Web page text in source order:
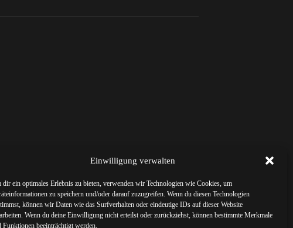
Einwilligung verwalten
dir ein optimales Erlebnis zu bieten, verwenden wir Technologien wie Cookies, um
zu speichern und/oder darauf zuzugreifen. Wenn du diesen Technologien
können wir Daten wie das Surfverhalten oder eindeutige IDs auf dieser Website
Wenn du deine Einwilligung nicht erteilst oder zurückziehst, können bestimmte Merkmale
Funktionen beeinträchtigt werden.